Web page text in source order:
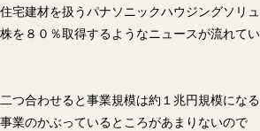
住宅建材を扱うパナソニックハウジングソリ
株を８０％取得するようなニュースが流れて
二つ合わせると事業規模は約１兆円規模にな
事業のかぶっているところがあまりないので